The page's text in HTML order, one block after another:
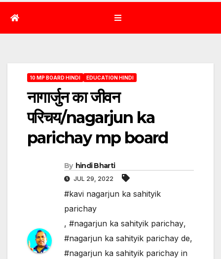
10 MP BOARD HINDI EDUCATION HINDI
नागार्जुन का जीवन
परिचय/nagarjun ka
parichay mp board
By hindi Bharti
JUL 29, 2022
#kavi nagarjun ka sahityik
parichay
, #nagarjun ka sahityik parichay,
#nagarjun ka sahityik parichay de,
#nagarjun ka sahityik parichay in